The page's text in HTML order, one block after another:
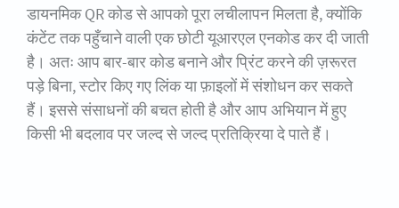
डायनमिक QR कोड से आपको पूरा लचीलापन मिलता है, क्योंकि
कंटेंट तक पहुँचाने वाली एक छोटी यूआरएल एनकोड कर दी जाती
है। अतः आप बार-बार कोड बनाने और प्रिंट करने की ज़रूरत
पड़े बिना, स्टोर किए गए लिंक या फ़ाइलों में संशोधन कर सकते
हैं। इससे संसाधनों की बचत होती है और आप अभियान में हुए
किसी भी बदलाव पर जल्द से जल्द प्रतिक्रिया दे पाते हैं।